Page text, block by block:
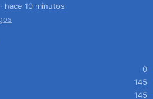
hace 10 minutos
0
145
145